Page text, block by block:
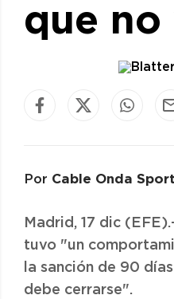
que
Por Cable Onda
Madrid, 17 dic
tuvo "un
la sanción de 90
debe cerrarse".